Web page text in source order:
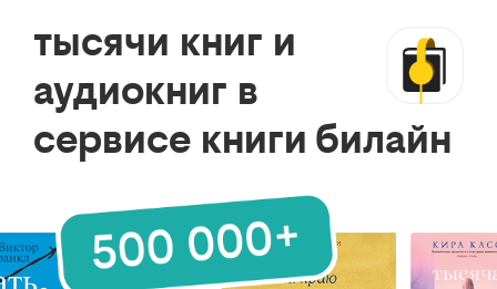
тысячи книг и
аудиокниг в
сервисе книги билайн